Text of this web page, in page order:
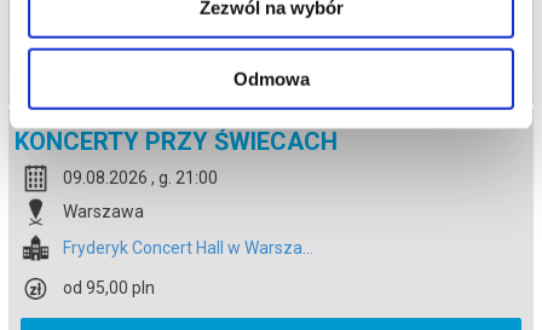
Zezwól na wybór
Odmowa
KONCERTY PRZY ŚWIECACH
09.08.2026 , g. 21:00
Warszawa
Fryderyk Concert Hall w Warsza...
od 95,00 pln